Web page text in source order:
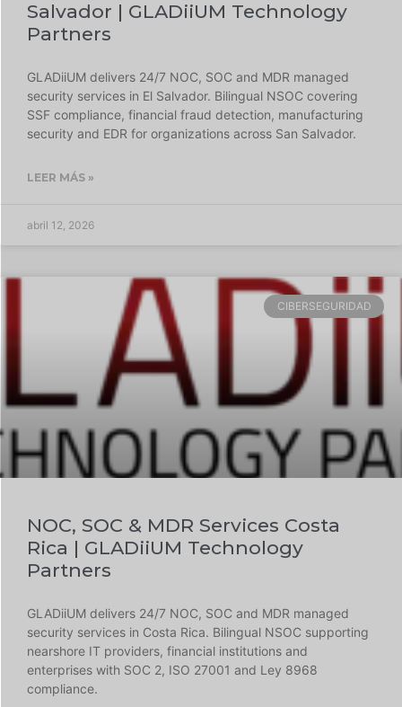
Salvador | GLADiiUM Technology
Partners
GLADiiUM delivers 24/7 NOC, SOC and MDR managed
security services in El Salvador. Bilingual NSOC covering
SSF compliance, financial fraud detection, manufacturing
security and EDR for organizations across San Salvador.
LEER MÁS »
abril 12, 2026
CIBERSEGURIDAD
NOC, SOC & MDR Services Costa
Rica | GLADiiUM Technology
Partners
GLADiiUM delivers 24/7 NOC, SOC and MDR managed
security services in Costa Rica. Bilingual NSOC supporting
nearshore IT providers, financial institutions and
enterprises with SOC 2, ISO 27001 and Ley 8968
compliance.